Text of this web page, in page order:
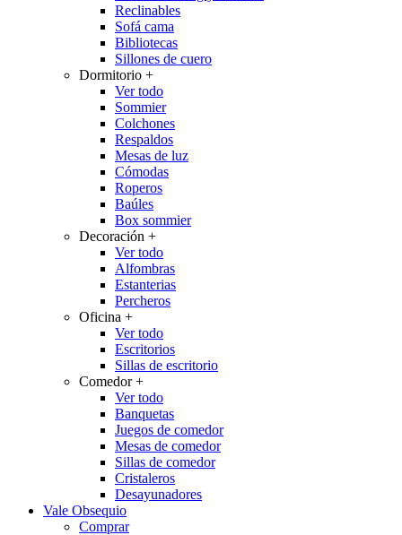
Reclinables
Sofá cama
Bibliotecas
Sillones de cuero
Dormitorio +
Ver todo
Sommier
Colchones
Respaldos
Mesas de luz
Cómodas
Roperos
Baúles
Box sommier
Decoración +
Ver todo
Alfombras
Estanterias
Percheros
Oficina +
Ver todo
Escritorios
Sillas de escritorio
Comedor+
Ver todo
Banquetas
Juegos de comedor
Mesas de comedor
Sillas de comedor
Cristaleros
Desayunadores
Vale Obsequio
Comprar